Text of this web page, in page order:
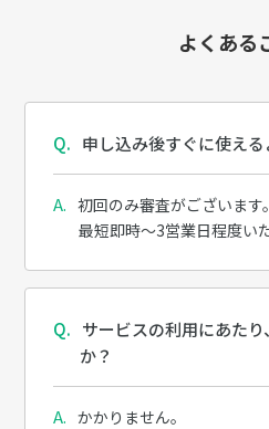
よくある
申し込み後すぐに使え
初回のみ審査がございます。
最短即時～3営業日程度い
サービスの利用にあた
か？
かかりません。